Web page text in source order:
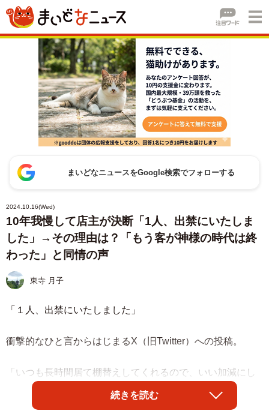
まいどなニュースをGoogle検索でフォローする
2024.10.16(Wed)
10年我慢して店主が決断「1人、出禁にいたしま
した」→その理由は？「もう客が神様の時代は終
わった」と同情の声
東寺 月子
「１人、出禁にいたしました」
衝撃的なひと言からはじまるX（旧Twitter）への投稿。
「いつも長時間居て棚替えしてくれるので、いい加減にし
てと言ったら買いたい物がないそうなので、買いたい物が
ない店にはもう来ないでくださいと。しかもこの方、１０
続きを読む